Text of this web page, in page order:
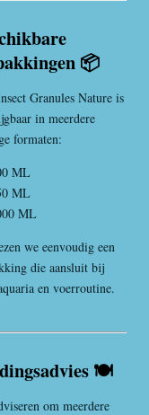
📦
Granules Nature is
in meerdere
formaten:
ML
ML
ML
we eenvoudig een
die aansluit bij
en voerroutine.
🍽️
om meerdere